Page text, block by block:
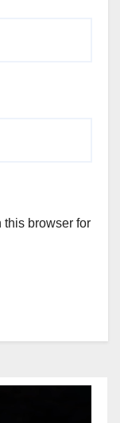
this browser for